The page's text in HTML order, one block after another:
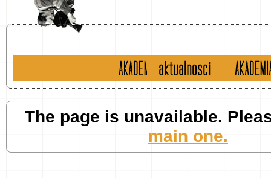
historiaaktualności english
The page is unavailable.
main one.